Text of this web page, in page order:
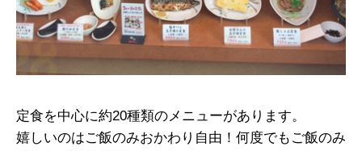
定食を中心に約20種類のメニューがあります。
嬉しいのはご飯のみおかわり自由！何度でもご飯のみ